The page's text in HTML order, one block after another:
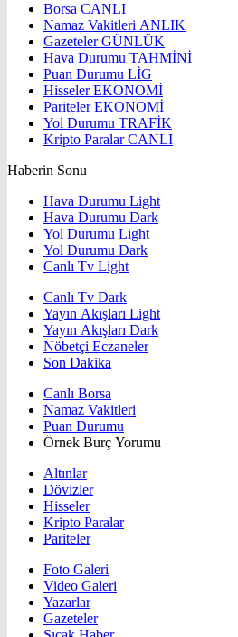
Borsa CANLI
Namaz Vakitleri ANLIK
GazetelerGÜNLÜK
Hava Durumu TAHMİNİ
Puan Durumu LİG
HisselerEKONOMİ
ParitelerEKONOMİ
Yol Durumu TRAFİK
Kripto ParalarCANLI
Haberin Sonu
Hava Durumu Light
Hava Durumu Dark
Yol Durumu Light
Yol Durumu Dark
Canlı Tv Light
Canlı Tv Dark
Yayın Akışları Light
Yayın Akışları Dark
Nöbetçi Eczaneler
Son Dakika
Canlı Borsa
Namaz Vakitleri
Puan Durumu
Örnek Burç Yorumu
Altınlar
Dövizler
Hisseler
Kripto Paralar
Pariteler
Foto Galeri
Video Galeri
Yazarlar
Gazeteler